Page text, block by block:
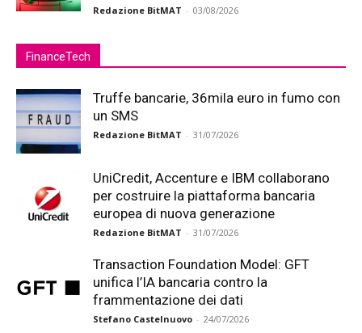
Redazione BitMAT - 03/08/2026
FinanceTech
Truffe bancarie, 36mila euro in fumo con
un SMS
Redazione BitMAT - 31/07/2026
UniCredit, Accenture e IBM collaborano
per costruire la piattaforma bancaria
europea di nuova generazione
Redazione BitMAT - 31/07/2026
Transaction Foundation Model: GFT
unifica l’IA bancaria contro la
frammentazione dei dati
Stefano Castelnuovo - 24/07/2026